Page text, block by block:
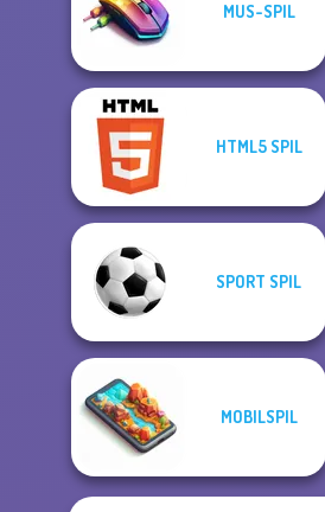
MUS-SPIL
HTML5 SPIL
SPORT SPIL
MOBILSPIL